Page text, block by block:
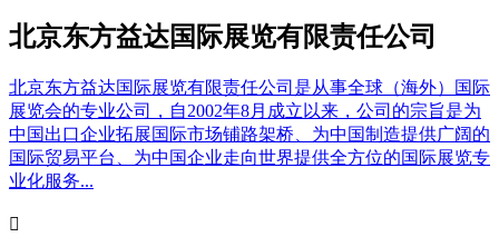
北京东方益达国际展览有限责任公司
北京东方益达国际展览有限责任公司是从事全球（海外）国际
展览会的专业公司，自2002年8月成立以来，公司的宗旨是为
中国出口企业拓展国际市场铺路架桥、为中国制造提供广阔的
国际贸易平台、为中国企业走向世界提供全方位的国际展览专
业化服务...
